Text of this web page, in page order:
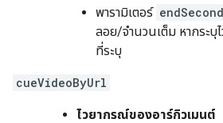
พารามิเตอร์
ลอย/จำนวนเต็ม หากระบุไ
ที่ระบุ
cueVideoByUrl
ไวยากรณ์ของอาร์กิวเมนต์